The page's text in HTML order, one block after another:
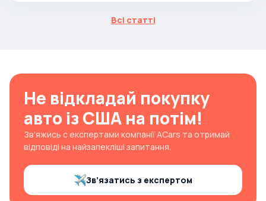
Всі статті
Не відкладай покупку
авто із США на потім!
Зв’яжись с експертами компанії ACars та отримай
відповіді на найзапекліші запитання.
Зв’язатись з експертом